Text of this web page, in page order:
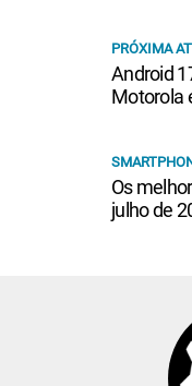
PRÓXIMA
Android
Motorola
Os
julho de